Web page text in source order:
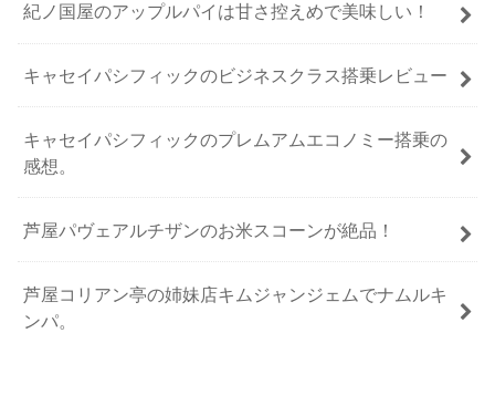
紀ノ国屋のアップルパイは甘さ控えめで美味しい！
キャセイパシフィックのビジネスクラス搭乗レビュー
キャセイパシフィックのプレムアムエコノミー搭乗の
感想。
芦屋パヴェアルチザンのお米スコーンが絶品！
芦屋コリアン亭の姉妹店キムジャンジェムでナムルキ
ンパ。